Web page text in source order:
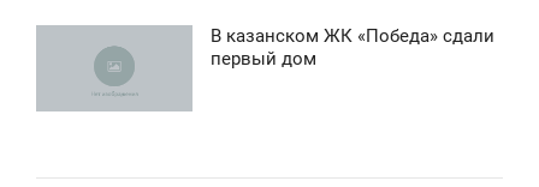
В казанском ЖК «Победа» сдали
первый дом